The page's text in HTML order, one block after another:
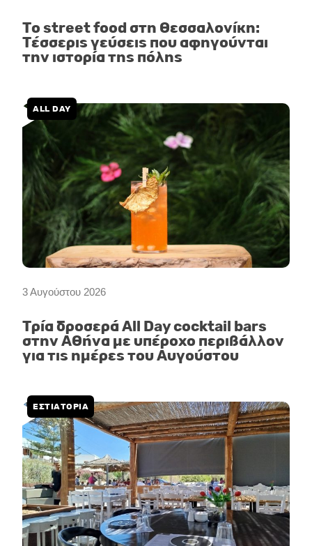
Το street food στη Θεσσαλονίκη:
Τέσσερις γεύσεις που αφηγούνται
την ιστορία της πόλης
3 Αυγούστου 2026
ALL DAY
Τρία δροσερά All Day cocktail bars
στην Αθήνα με υπέροχο περιβάλλον
για τις ημέρες του Αυγούστου
ΕΣΤΙΑΤΌΡΙΑ